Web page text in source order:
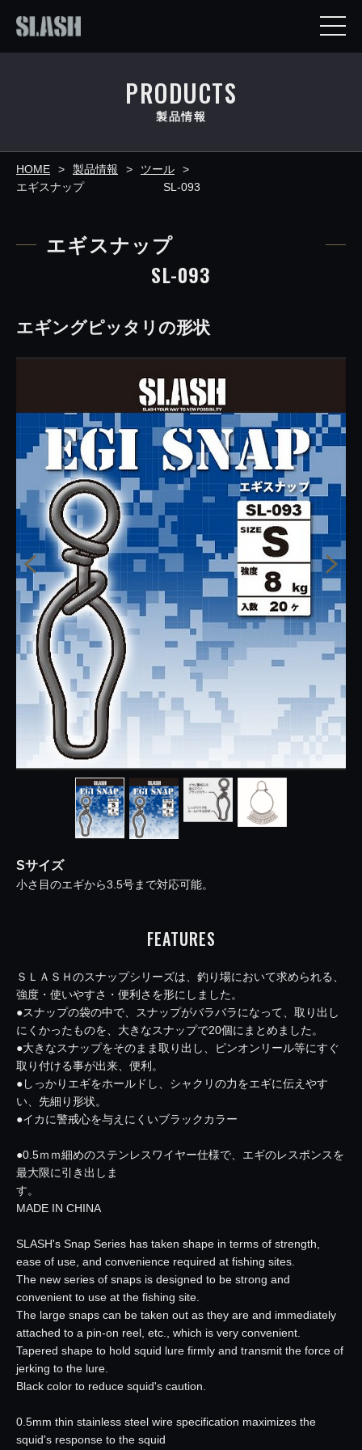
PRODUCTS
製品情報
HOME 製品情報
ツール
エギスナップ SL-093
エギスナップ
SL-093
エギングピッタリの形状
Sサイズ
小さ目のエギから3.5号まで対応可能。
FEATURES
ＳＬＡＳＨのスナップシリーズは、釣り場において求められる、
強度・使いやすさ・便利さを形にしました。
●スナップの袋の中で、スナップがバラバラになって、取り出し
にくかったものを、大きなスナップで20個にまとめました。
●大きなスナップをそのまま取り出し、ピンオンリール等にすぐ
取り付ける事が出来、便利。
●しっかりエギをホールドし、シャクリの力をエギに伝えやす
い、先細り形状。
●イカに警戒心を与えにくいブラックカラー
●0.5ｍｍ細めのステンレスワイヤー仕様で、エギのレスポンスを
最大限に引き出しま
す。
MADE IN CHINA
SLASH's Snap Series has taken shape in terms of strength,
ease of use, and convenience required at fishing sites.
The new series of snaps is designed to be strong and
convenient to use at the fishing site.
The large snaps can be taken out as they are and immediately
attached to a pin-on reel, etc., which is very convenient.
Tapered shape to hold squid lure firmly and transmit the force of
jerking to the lure.
Black color to reduce squid's caution.
0.5mm thin stainless steel wire specification maximizes the
squid's response to the squid